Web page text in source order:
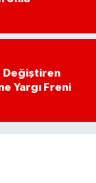
Değiştiren
Yargı Freni